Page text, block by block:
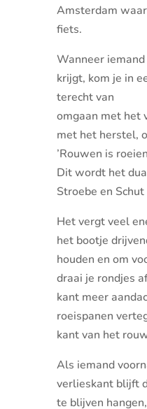
Amsterdam
fiets.
Wanneer
krijgt, kom je in
terecht van
omgaan met het
met het herstel,
’Rouwen is
Dit wordt het
Stroebe en
Het vergt veel
het bootje
houden en om
draai je rondjes
kant meer
roeispanen
kant van het
Als iemand
verlieskant blijft
te blijven